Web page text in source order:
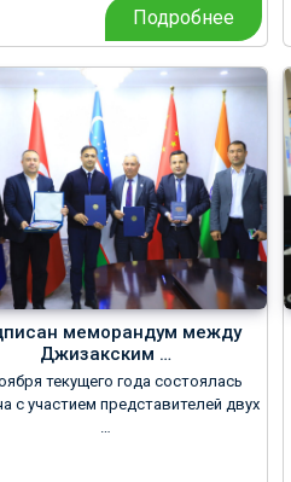
Подробнее
меморандум между
Джизакским …
текущего года состоялась
с участием представителей двух
…